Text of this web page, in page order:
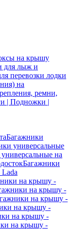
на крышу
для лыж и
перевозки лодки
на
ремни,
| Подножки |
Багажники
универсальные
на
Багажники
на крышу -
на крышу -
на крышу -
на крышу -
на крышу -
на крышу -